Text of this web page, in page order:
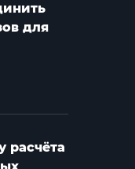
для
расчёта